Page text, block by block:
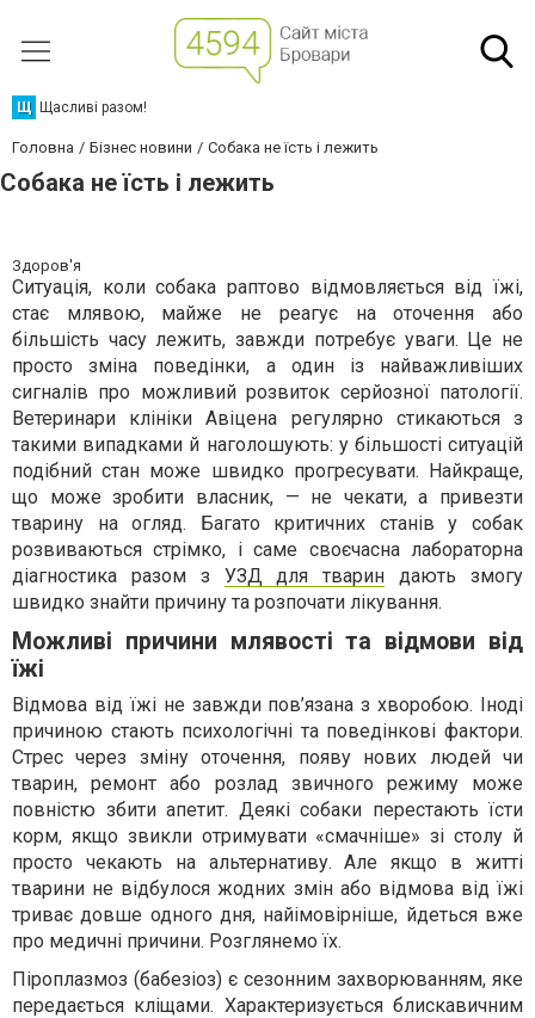
Щ Щасливі разом!
Головна Бізнес новини Собака не їсть і лежить
Собака не їсть і лежить
Здоров'я
Ситуація, коли собака раптово відмовляється від їжі,
стає млявою, майже не реагує на оточення або
більшість часу лежить, завжди потребує уваги. Це не
просто зміна поведінки, а один із найважливіших
сигналів про можливий розвиток серйозної патології.
Ветеринари клініки Авіцена регулярно стикаються з
такими випадками й наголошують: у більшості ситуацій
подібний стан може швидко прогресувати. Найкраще,
що може зробити власник, — не чекати, а привезти
тварину на огляд. Багато критичних станів у собак
розвиваються стрімко, і саме своєчасна лабораторна
діагностика разом з УЗД для тварин дають змогу
швидко знайти причину та розпочати лікування.
Можливі причини млявості та відмови від
їжі
Відмова від їжі не завжди пов’язана з хворобою. Іноді
причиною стають психологічні та поведінкові фактори.
Стрес через зміну оточення, появу нових людей чи
тварин, ремонт або розлад звичного режиму може
повністю збити апетит. Деякі собаки перестають їсти
корм, якщо звикли отримувати «смачніше» зі столу й
просто чекають на альтернативу. Але якщо в житті
тварини не відбулося жодних змін або відмова від їжі
триває довше одного дня, найімовірніше, йдеться вже
про медичні причини. Розглянемо їх.
Піроплазмоз (бабезіоз) є сезонним захворюванням, яке
передається кліщами. Характеризується блискавичним